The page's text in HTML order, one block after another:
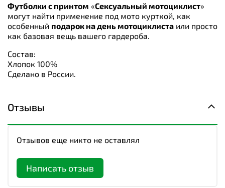
Футболки с принтом «Сексуальный мотоциклист»
могут найти применение под мото курткой, как
особенный подарок на день мотоциклиста или просто
как базовая вещь вашего гардероба.
Состав:
Хлопок 100%
Сделано в России.
Отзывы
Отзывов еще никто не оставлял
Написать отзыв